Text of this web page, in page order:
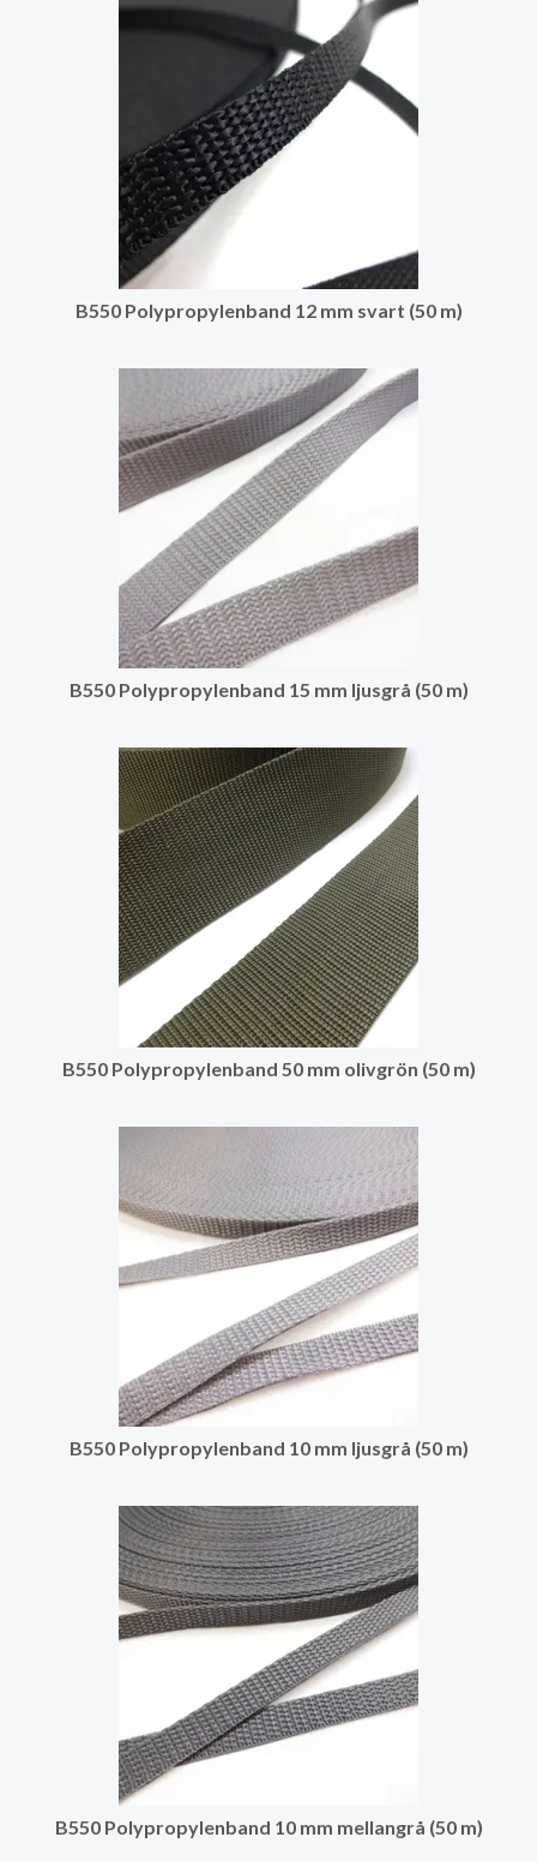
B550 Polypropylenband 12 mm svart (50 m)
B550 Polypropylenband 15 mm ljusgrå (50 m)
B550 Polypropylenband 50 mm olivgrön (50 m)
B550 Polypropylenband 10 mm ljusgrå (50 m)
B550 Polypropylenband 10 mm mellangrå (50 m)